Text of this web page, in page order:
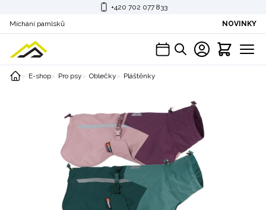
+420 702 077 833
Míchání pamlsků
NOVINKY
E-shop Pro psy Oblečky Pláštěnky